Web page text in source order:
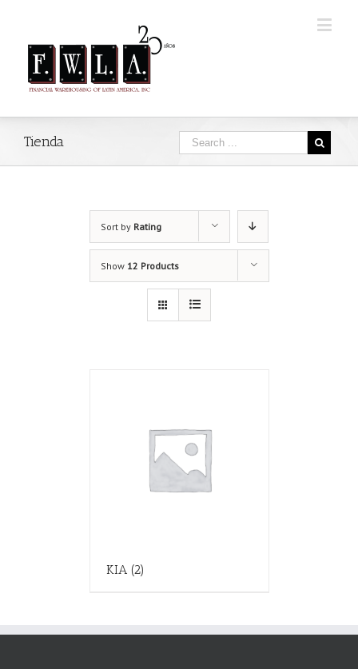
Tienda
Sort by Rating
Show 12 Products
KIA (2)